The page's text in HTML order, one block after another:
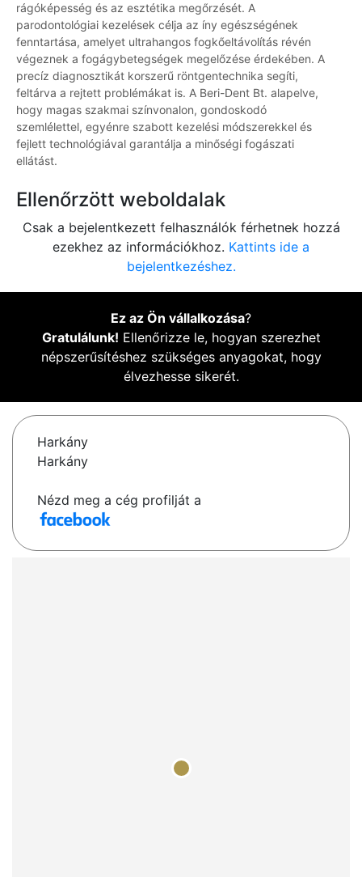
rágóképesség és az esztétika megőrzését. A
parodontológiai kezelések célja az íny egészségének
fenntartása, amelyet ultrahangos fogkőeltávolítás révén
végeznek a fogágybetegségek megelőzése érdekében. A
precíz diagnosztikát korszerű röntgentechnika segíti,
feltárva a rejtett problémákat is. A Beri-Dent Bt. alapelve,
hogy magas szakmai színvonalon, gondoskodó
szemlélettel, egyénre szabott kezelési módszerekkel és
fejlett technológiával garantálja a minőségi fogászati
ellátást.
Ellenőrzött weboldalak
Csak a bejelentkezett felhasználók férhetnek hozzá
ezekhez az információkhoz. Kattints ide a
bejelentkezéshez.
Ez az Ön vállalkozása?
Gratulálunk! Ellenőrizze le, hogyan szerezhet
népszerűsítéshez szükséges anyagokat, hogy
élvezhesse sikerét.
Harkány
Harkány
Nézd meg a cég profilját a